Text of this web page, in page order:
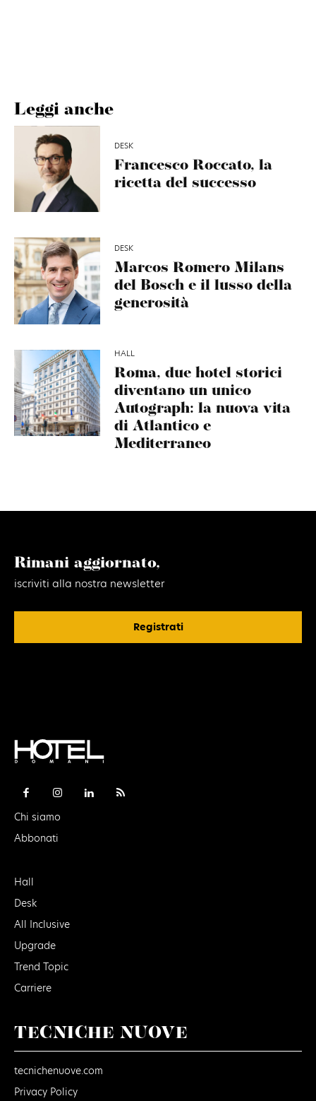
Leggi anche
DESK
Francesco Roccato, la
ricetta del successo
DESK
Marcos Romero Milans
del Bosch e il lusso della
generosità
HALL
Roma, due hotel storici
diventano un unico
Autograph: la nuova vita
di Atlantico e
Mediterraneo
Rimani aggiornato,
iscriviti alla nostra newsletter
Registrati
Chi siamo
Abbonati
Hall
Desk
All Inclusive
Upgrade
Trend Topic
Carriere
TECNICHE NUOVE
tecnichenuove.com
Privacy Policy